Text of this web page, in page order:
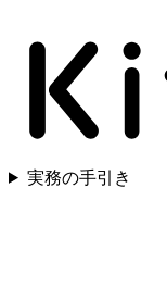
実務の手引き